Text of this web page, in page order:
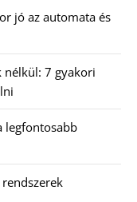
jó az automata és
nélkül: 7 gyakori
legfontosabb